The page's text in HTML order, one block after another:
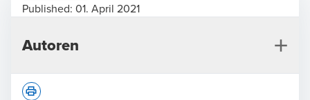
Published: 01. April 2021
Autoren